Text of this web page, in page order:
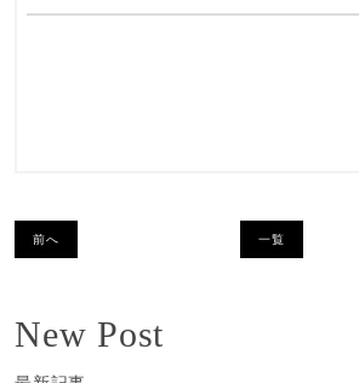
前へ 一覧
New Post